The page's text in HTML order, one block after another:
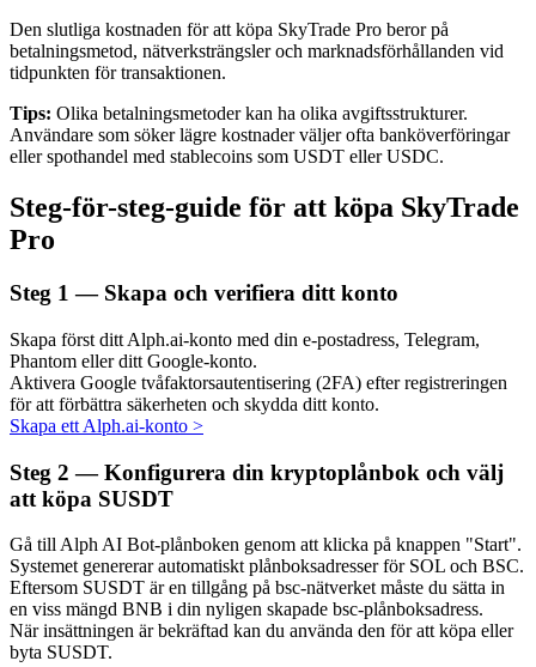
Lån
Auto Invest
Ta långsiktig vinst och flexibla intressen
Den slutliga kostnaden för att köpa SkyTrade Pro beror på
betalningsmetod, nätverksträngsler och marknadsförhållanden vid
tidpunkten för transaktionen.
Tips: Olika betalningsmetoder kan ha olika avgiftsstrukturer.
Användare som söker lägre kostnader väljer ofta banköverföringar
eller spothandel med stablecoins som USDT eller USDC.
Steg-för-steg-guide för att köpa SkyTrade
Pro
Steg 1 — Skapa och verifiera ditt konto
Skapa först ditt Alph.ai-konto med din e-postadress, Telegram,
Phantom eller ditt Google-konto.
Aktivera Google tvåfaktorsautentisering (2FA) efter registreringen
för att förbättra säkerheten och skydda ditt konto.
Skapa ett Alph.ai-konto >
Steg 2 — Konfigurera din kryptoplånbok och välj
att köpa SUSDT
Gå till Alph AI Bot-plånboken genom att klicka på knappen "Start".
Systemet genererar automatiskt plånboksadresser för SOL och BSC.
Eftersom SUSDT är en tillgång på bsc-nätverket måste du sätta in
en viss mängd BNB i din nyligen skapade bsc-plånboksadress.
När insättningen är bekräftad kan du använda den för att köpa eller
byta SUSDT.